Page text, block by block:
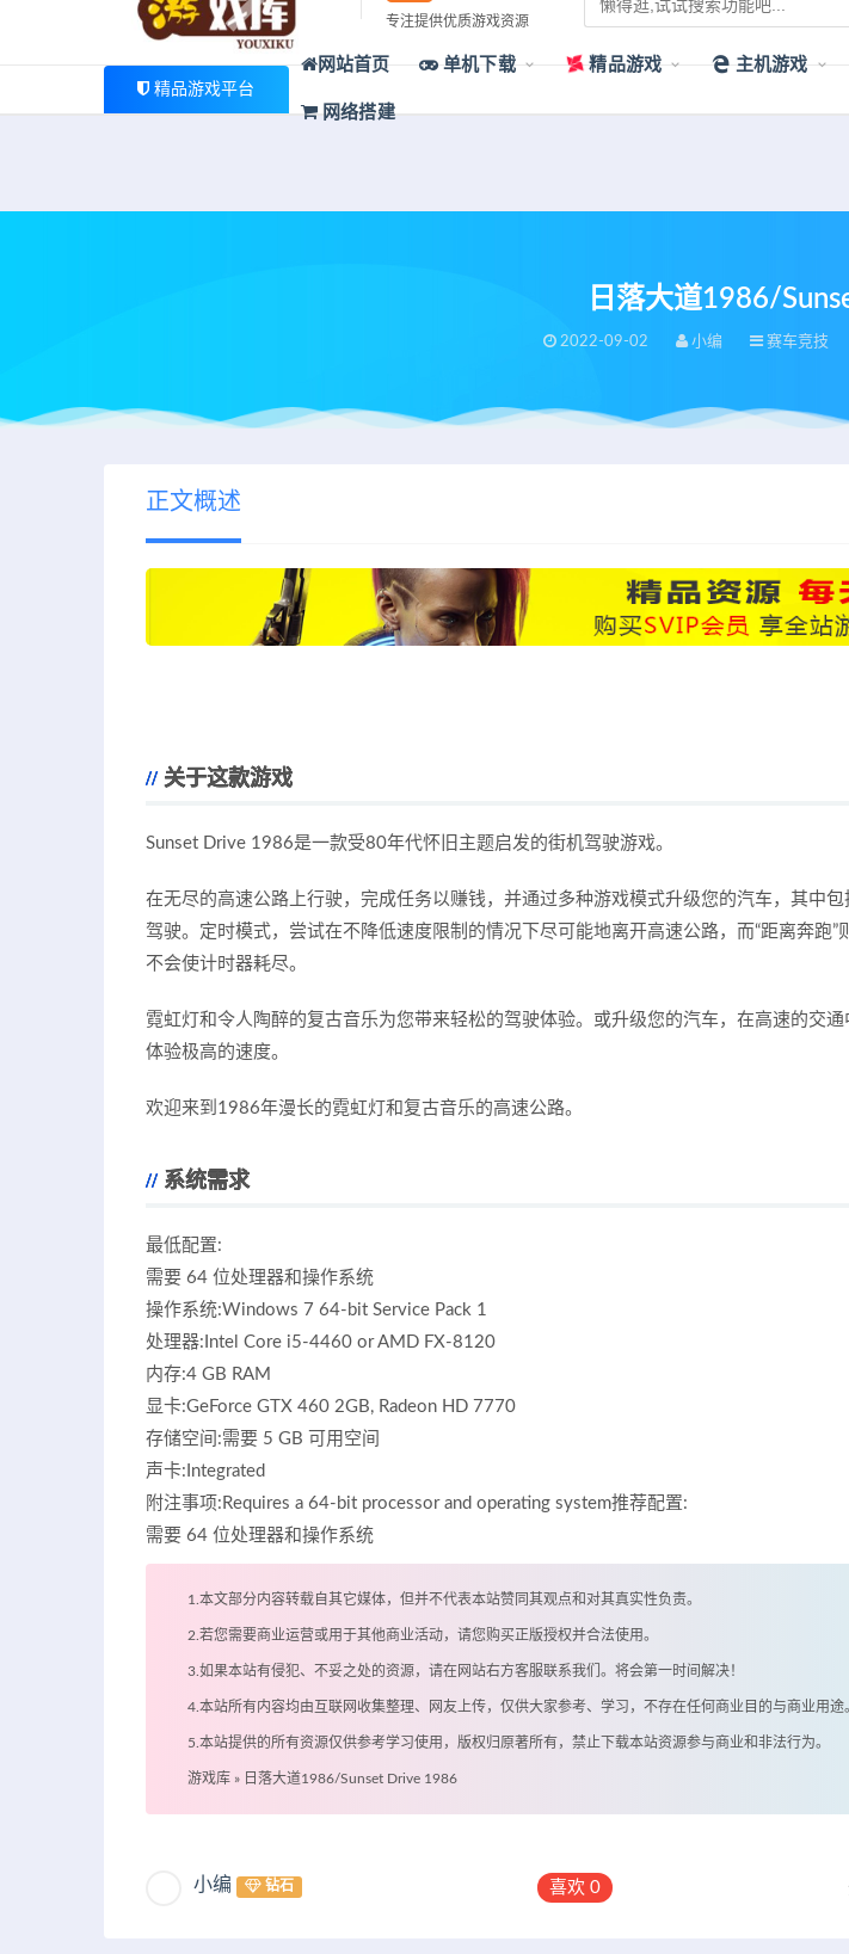
欢迎您光临游戏库，本站一家大型游戏资源整合站，为广大用户提供最新、最优质的资源下载！
专注提供优质游戏资源
精品游戏平台
网站首页 单机下载 精品游戏 主机游戏
网络搭建
日落大道1986/
2022-09-02 小编 赛车竞技
正文概述
关于这款游戏
Sunset Drive 1986是一款受80年代怀旧主题启发的街机驾驶游戏。
在无尽的高速公路上行驶，完成任务以赚钱，并通过多种游戏模式升级您的汽车，其中
驾驶。定时模式，尝试在不降低速度限制的情况下尽可能地离开高速公路，而“距离奔跑”
不会使计时器耗尽。
霓虹灯和令人陶醉的复古音乐为您带来轻松的驾驶体验。或升级您的汽车，在高速的交通
体验极高的速度。
欢迎来到1986年漫长的霓虹灯和复古音乐的高速公路。
系统需求
最低配置:
需要 64 位处理器和操作系统
操作系统:Windows 7 64-bit Service Pack 1
处理器:Intel Core i5-4460 or AMD FX-8120
内存:4 GB RAM
显卡:GeForce GTX 460 2GB, Radeon HD 7770
存储空间:需要 5 GB 可用空间
声卡:Integrated
附注事项:Requires a 64-bit processor and operating system推荐配置:
需要 64 位处理器和操作系统
1.本文部分内容转载自其它媒体，但并不代表本站赞同其观点和对其真实性负责。
2.若您需要商业运营或用于其他商业活动，请您购买正版授权并合法使用。
3.如果本站有侵犯、不妥之处的资源，请在网站右方客服联系我们。将会第一时间解决！
4.本站所有内容均由互联网收集整理、网友上传，仅供大家参考、学习，不存在任何商业目的与商业用途
5.本站提供的所有资源仅供参考学习使用，版权归原著所有，禁止下载本站资源参与商业和非法行为。
游戏库 » 日落大道1986/Sunset Drive 1986
小编 钻石 喜欢0